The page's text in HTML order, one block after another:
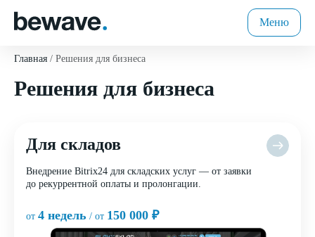
Меню
Главная Решения для бизнеса
Решения для бизнеса
Для складов
Внедрение Bitrix24 для складских услуг — от заявки
до рекуррентной оплаты и пролонгации.
от 4 недель / от 150 000 ₽